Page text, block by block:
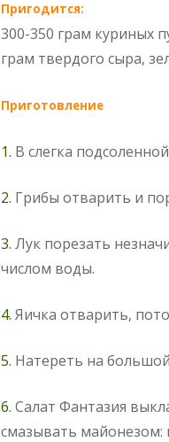
Пригодится:
300-350 грам куриных
грам твердого сыра,
Приготовление
1. В слегка
2. Грибы отварить и
3. Лук порезать
числом воды.
4. Яичка отварить,
5. Натереть на
6. Салат Фантазия
смазывать майонезом: